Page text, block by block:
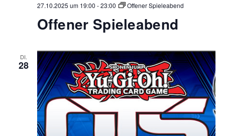
27.10.2025 um 19:00 -23:00 Offener Spieleabend
Offener Spieleabend
DI.
28